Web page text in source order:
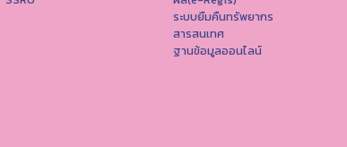
ระบบยืมคืนทรัพยากร
สารสนเทศ
ฐานข้อมูลออนไลน์